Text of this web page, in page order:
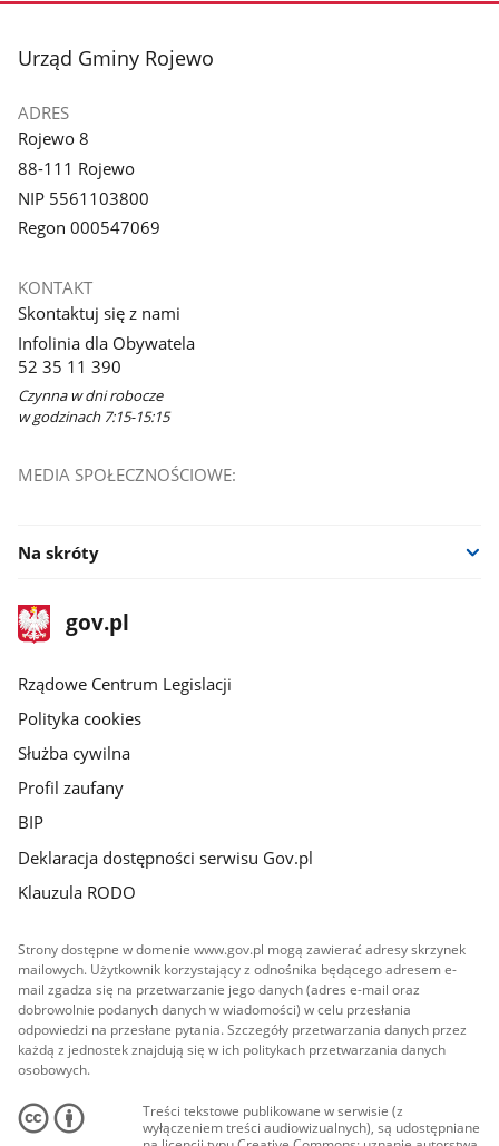
stopka
Urząd Gminy Rojewo
ADRES
Rojewo 8
88-111 Rojewo
NIP 5561103800
Regon 000547069
KONTAKT
Skontaktuj się z nami
Infolinia dla Obywatela
52 35 11 390
Czynna w dni robocze
w godzinach 7:15-15:15
MEDIA SPOŁECZNOŚCIOWE:
Na skróty
stopka
gov.plStrona
gov.pl
Rządowe Centrum Legislacji
Polityka cookies
Służba cywilna
Profil zaufany
BIP
Deklaracja dostępności serwisu Gov.pl
Klauzula RODO
Strony dostępne w domenie www.gov.pl mogą zawierać adresy skrzynek
mailowych. Użytkownik korzystający z odnośnika będącego adresem e-
mail zgadza się na przetwarzanie jego danych (adres e-mail oraz
dobrowolnie podanych danych w wiadomości) w celu przesłania
odpowiedzi na przesłane pytania. Szczegóły przetwarzania danych przez
każdą z jednostek znajdują się w ich politykach przetwarzania danych
osobowych.
Treści tekstowe publikowane w serwisie (z
wyłączeniem treści audiowizualnych), są udostępniane